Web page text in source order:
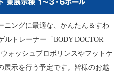
ニングに最適な、かんたん＆すわ
ルトレーナー「BODY DOCTOR
ォッシュプロポリンスやフットケ
展示を行う予定です。皆様のお越